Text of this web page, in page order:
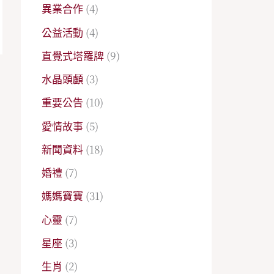
異業合作 (4)
公益活動 (4)
直覺式塔羅牌 (9)
水晶頭顱 (3)
重要公告 (10)
愛情故事 (5)
新聞資料 (18)
婚禮 (7)
媽媽寶寶 (31)
心靈 (7)
星座 (3)
生肖 (2)